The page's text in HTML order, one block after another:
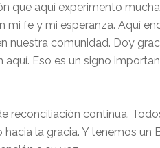
que aquí experimento
mi fe y mi esperanza. Aquí
nuestra comunidad. Doy
aquí. Eso es un signo
reconciliación continua.
la gracia. Y tenemos un